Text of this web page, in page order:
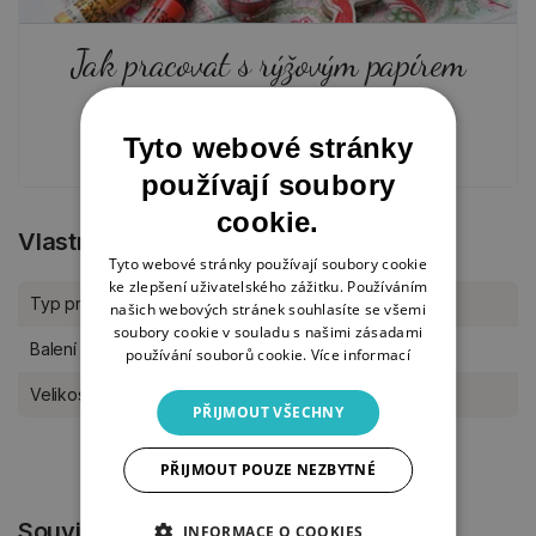
Jak pracovat s rýžovým papírem
Vlastnosti produktu
Typ produktu Rýžový papír
Balení kus
Velikost A4
Tyto webové stránky
používají soubory
cookie.
Tyto webové stránky používají soubory cookie
ke zlepšení uživatelského zážitku. Používáním
našich webových stránek souhlasíte se všemi
soubory cookie v souladu s našimi zásadami
používání souborů cookie. Více informací
PŘIJMOUT VŠECHNY
PŘIJMOUT POUZE NEZBYTNÉ
INFORMACE O COOKIES